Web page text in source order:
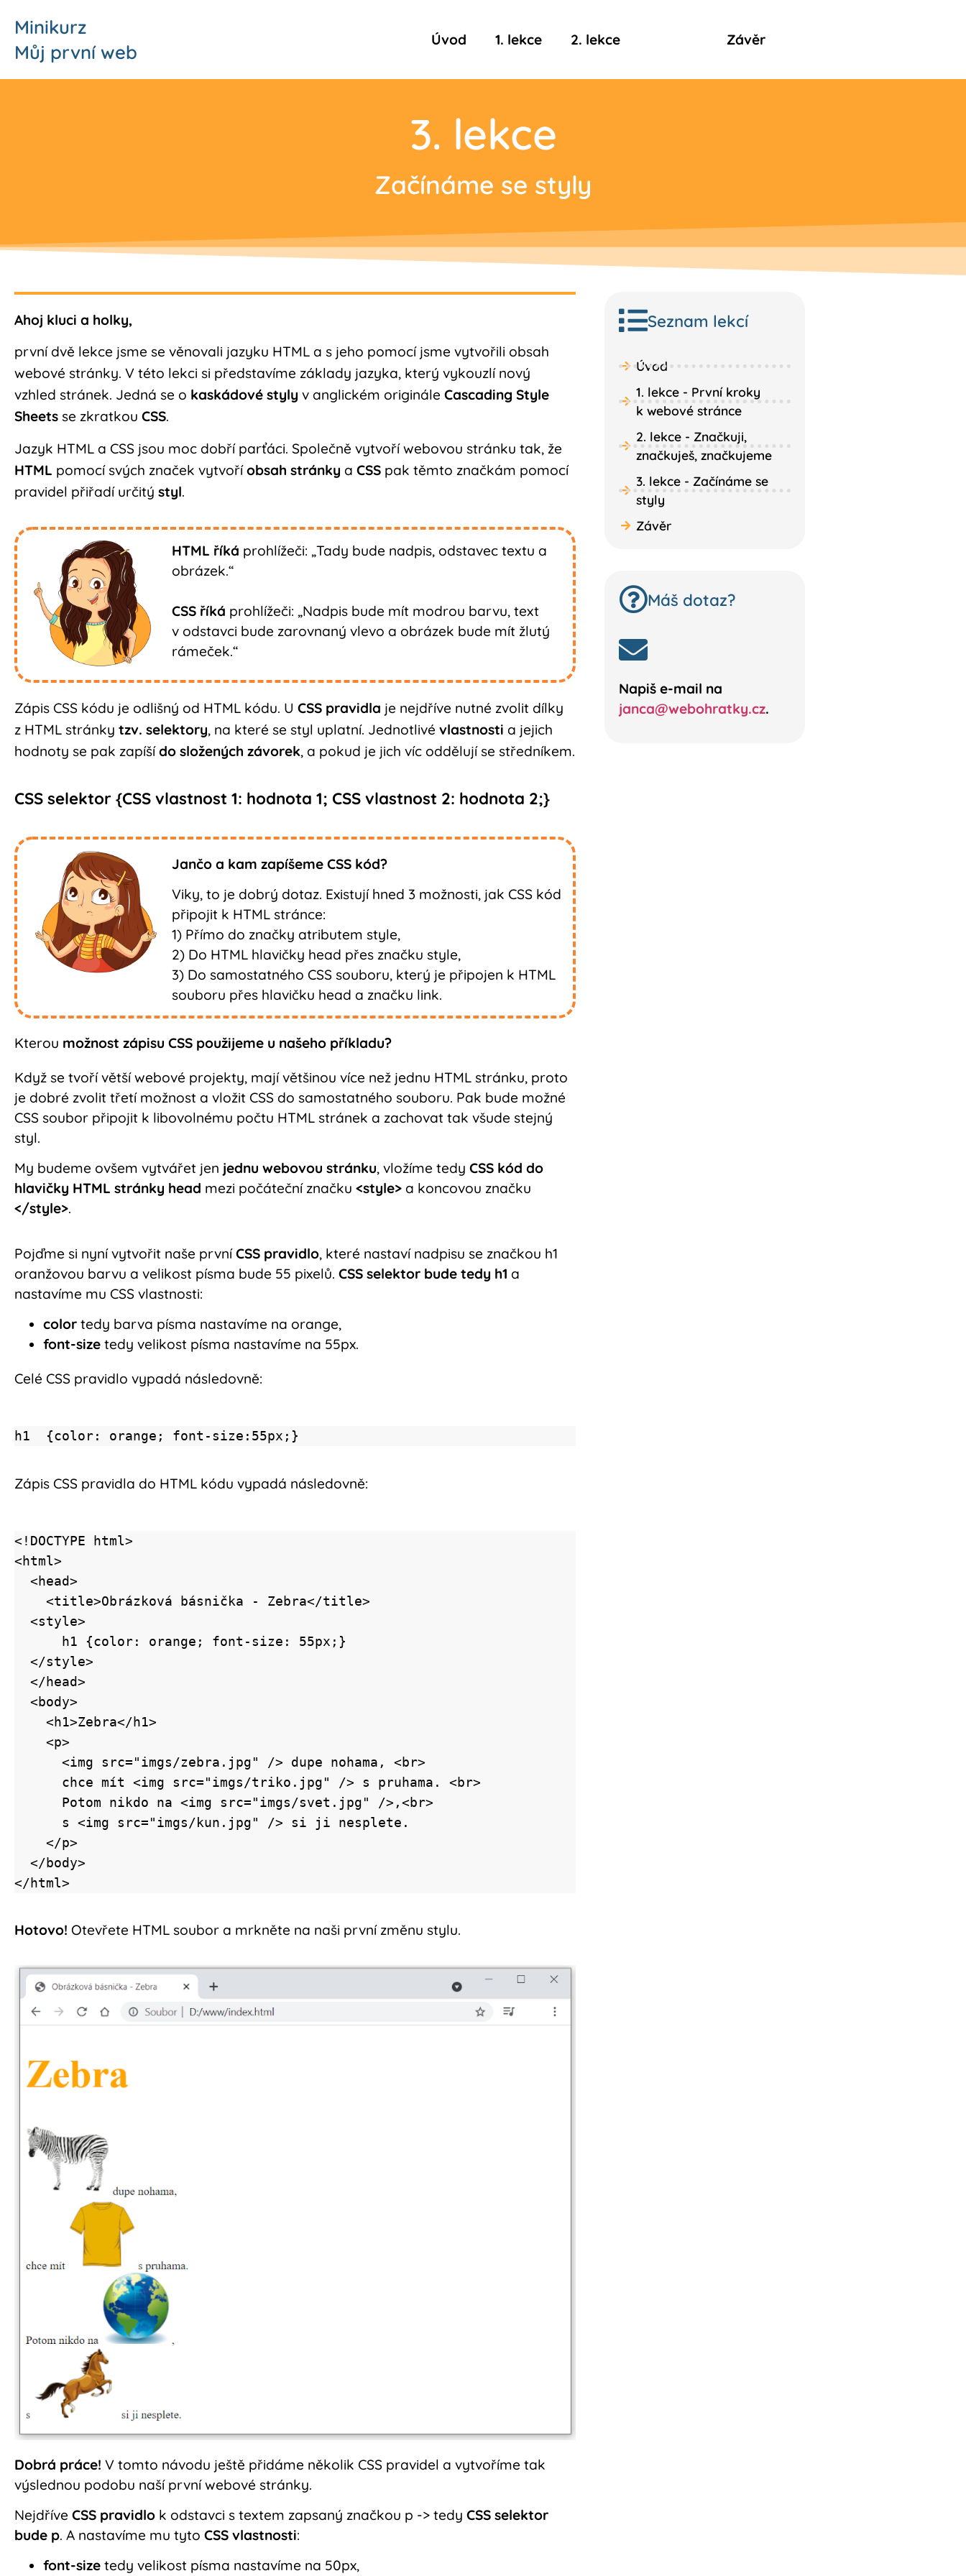
Minikurz
Můj první web
Úvod 1. lekce 2. lekce Závěr
3. lekce
Začínáme se styly
Ahoj kluci a holky,
první dvě lekce jsme se věnovali jazyku HTML a s jeho pomocí jsme vytvořili obsah
webové stránky. V této lekci si představíme základy jazyka, který vykouzlí nový
vzhled stránek. Jedná se o kaskádové styly v anglickém originále Cascading Style
Sheets se zkratkou CSS.
Jazyk HTML a CSS jsou moc dobří parťáci. Společně vytvoří webovou stránku tak, že
HTML pomocí svých značek vytvoříobsah stránky a CSS pak těmto značkám pomocí
pravidel přiřadí určitý styl.
HTML říká prohlížeči: „Tady bude nadpis, odstavec textu a
obrázek.“
CSS říká prohlížeči: „Nadpis bude mít modrou barvu, text
v odstavci bude zarovnaný vlevo a obrázek bude mít žlutý
rámeček.“
Zápis CSS kódu je odlišný od HTML kódu. U CSS pravidla je nejdříve nutné zvolit dílky
z HTML stránky tzv. selektory, na které se styl uplatní. Jednotlivé vlastnosti a jejich
hodnoty se pak zapíšído složených závorek, a pokud je jich víc oddělují se středníkem.
CSS selektor {CSS vlastnost 1: hodnota 1; CSS vlastnost 2: hodnota 2;}
Jančo a kam zapíšeme CSS kód?
Viky, to je dobrý dotaz. Existují hned 3 možnosti, jak CSS kód
připojit k HTML stránce:
1) Přímo do značky atributem style,
2) Do HTML hlavičky head přes značku style,
3) Do samostatného CSS souboru, který je připojen k HTML
souboru přes hlavičku head a značku link.
Kterou možnost zápisu CSS použijeme u našeho příkladu?
Když se tvoří větší webové projekty, mají většinou více než jednu HTML stránku, proto
je dobré zvolit třetí možnost a vložit CSS do samostatného souboru. Pak bude možné
CSS soubor připojit k libovolnému počtu HTML stránek a zachovat tak všude stejný
styl.
My budeme ovšem vytvářet jen jednu webovou stránku, vložíme tedy CSS kód do
hlavičky HTML stránky head mezi počáteční značku <style> a koncovou značku
</style>.
Pojďme si nyní vytvořit naše prvníCSS pravidlo, které nastaví nadpisu se značkou h1
oranžovou barvu a velikost písma bude 55 pixelů. CSS selektor bude tedy h1 a
nastavíme mu CSS vlastnosti:
color tedy barva písma nastavíme na orange,
font-size tedy velikost písma nastavíme na 55px.
Celé CSS pravidlo vypadá následovně:
h1  {color: orange; font-size:55px; }
Zápis CSS pravidla do HTML kódu vypadá následovně:
<!DOCTYPE html>
<html>
</html>
Hotovo! Otevřete HTML soubor a mrkněte na naši první změnu stylu.
Dobrá práce! V tomto návodu ještě přidáme několik CSS pravidel a vytvoříme tak
výslednou podobu naší první webové stránky.
Nejdříve CSS pravidlo k odstavci s textem zapsaný značkou p -> tedy CSS selektor
bude p. A nastavíme mu tyto CSS vlastnosti:
font-size tedy velikost písma nastavíme na 50px,
Seznam lekcí
Úvod
1. lekce - První kroky
k webové stránce
2. lekce - Značkuji,
značkuješ, značkujeme
3. lekce - Začínáme se
styly
Závěr
Máš dotaz?
Napiš e-mail na
janca@webohratky.cz.